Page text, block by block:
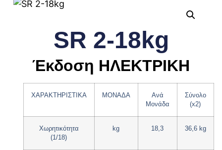
SR 2-18kg
Έκδοση ΗΛΕΚΤΡΙΚΗ
ΧΑΡΑΚΤΗΡΙΣΤΙΚΑ ΜΟΝΑΔΑ
Ανά
Μονάδα
Σύνολο
(x2)
Χωρητικότητα
(1/18)
kg 18,3 36,6 kg